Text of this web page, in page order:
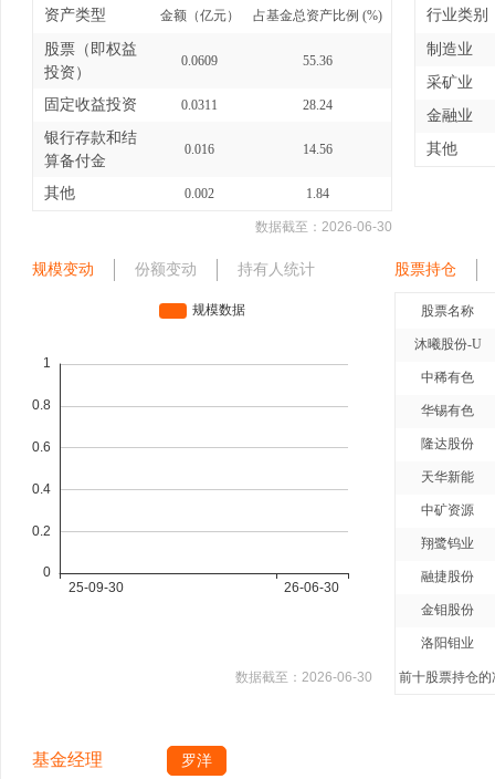
资产类型 金额（亿元） 占基金总资产比例 (%)
股票（即权益
投资）
0.0609 55.36
固定收益投资 0.0311 28.24
银行存款和结
算备付金
0.016 14.56
其他 0.002 1.84
数据截至： 2026-06-30
行业类别
制造业
采矿业
金融业
其他
规模变动 份额变动 持有人统计
数据截至： 2026-06-30
股票持仓
股票名称
沐曦股份-U
中稀有色
华锡有色
隆达股份
天华新能
中矿资源
翔鹭钨业
融捷股份
金钼股份
洛阳钼业
前十股票持仓的
基金经理 罗洋